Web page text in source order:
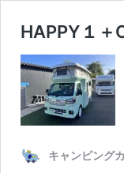
HAPPY１＋
キャンピング